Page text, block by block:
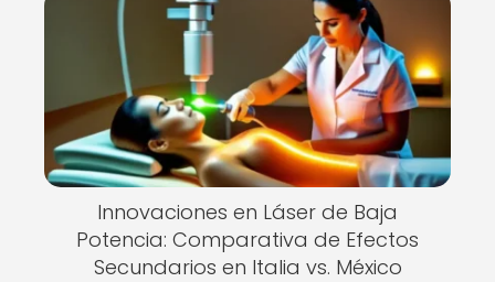
Innovaciones en Láser de Baja
Potencia: Comparativa de Efectos
Secundarios en Italia vs. México